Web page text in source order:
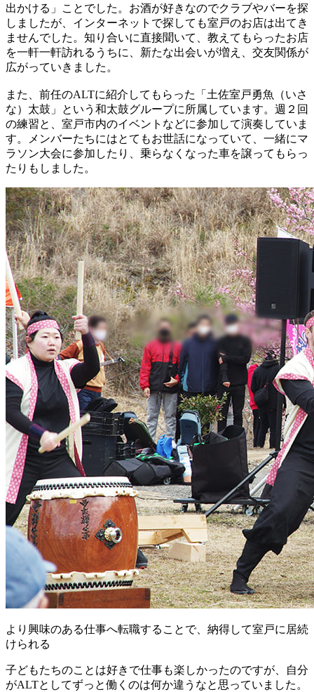
出かける」ことでした。お酒が好きなのでクラブやバーを探
しましたが、インターネットで探しても室戸のお店は出てき
ませんでした。知り合いに直接聞いて、教えてもらったお店
を一軒一軒訪れるうちに、新たな出会いが増え、交友関係が
広がっていきました。
また、前任のALTに紹介してもらった「土佐室戸勇魚（いさ
な）太鼓」という和太鼓グループに所属しています。週２回
の練習と、室戸市内のイベントなどに参加して演奏していま
す。メンバーたちにはとてもお世話になっていて、一緒にマ
ラソン大会に参加したり、乗らなくなった車を譲ってもらっ
たりもしました。
より興味のある仕事へ転職することで、納得して室戸に居続
けられる
子どもたちのことは好きで仕事も楽しかったのですが、自分
がALTとしてずっと働くのは何か違うなと思っていました。